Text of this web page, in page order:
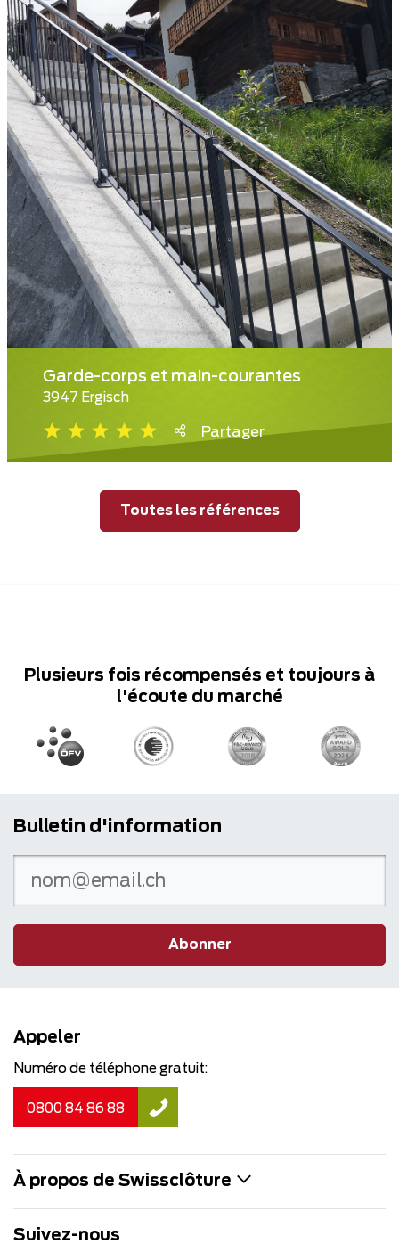
Garde-corps et main-courantes
3947 Ergisch
Partager
Toutes les références
Plusieurs fois récompensés et toujours à
l'écoute du marché
Bulletin d'information
Abonner
Appeler
Numéro de téléphone gratuit:
0800 84 86 88
À propos de Swissclôture
Suivez-nous